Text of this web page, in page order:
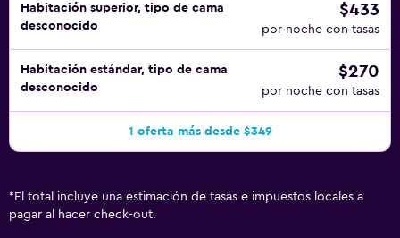
Habitación superior, tipo de cama
desconocido
$433
por noche con tasas
Habitación estándar, tipo de cama
desconocido
$270
por noche con tasas
1 oferta más desde $349
* El total incluye una estimación de tasas e impuestos locales a
pagar al hacer check-out.